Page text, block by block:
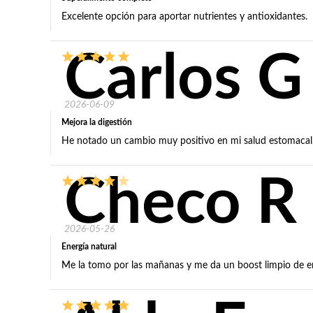
Excelente opción para aportar nutrientes y antioxidantes.
Carlos G
2026-06-09
Mejora la digestión
He notado un cambio muy positivo en mi salud
Checo R
2026-05-26
Energía natural
Me la tomo por las mañanas y me da un boost limpio de